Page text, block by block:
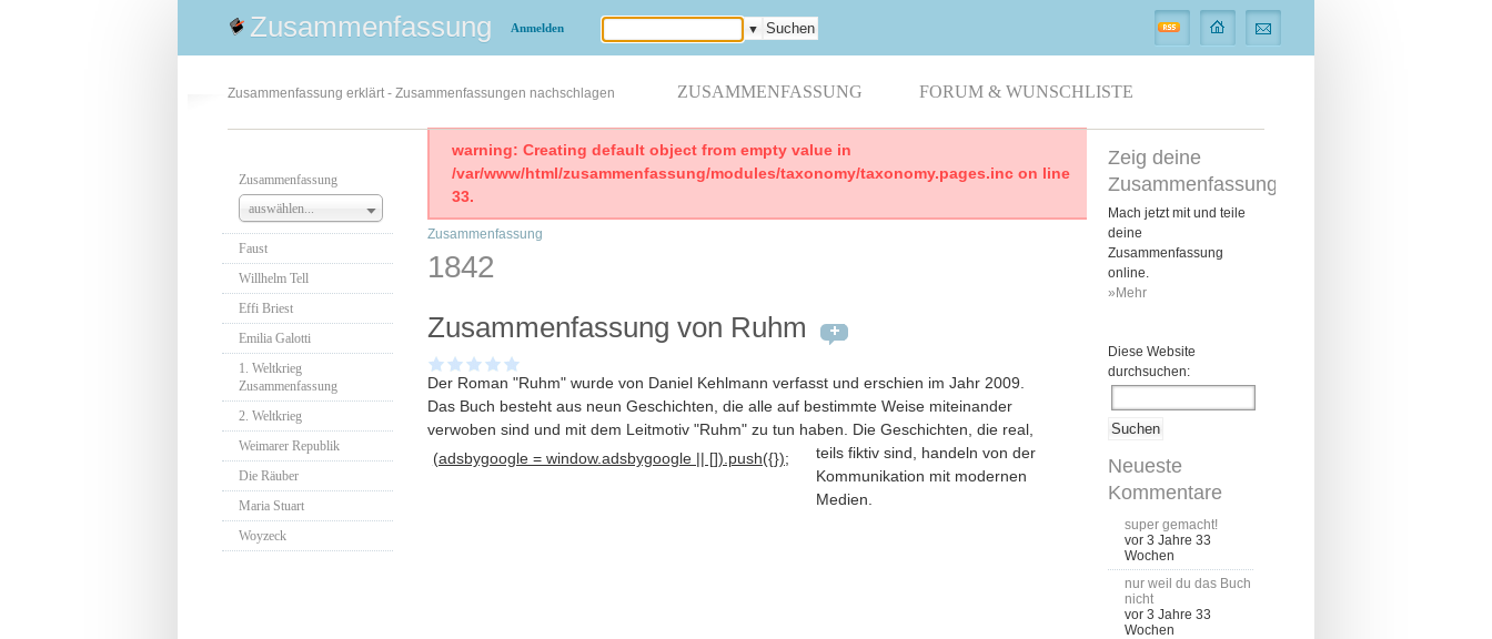
Zusammenfassung Anmelden ▼
Zusammenfassung erklärt - Zusammenfassungen nachschlagen ZUSAMMENFASSUNG FORUM & WUNSCHLISTE
Zusammenfassung
auswählen...
Faust
Willhelm Tell
Effi Briest
Emilia Galotti
1. Weltkrieg
Zusammenfassung
2. Weltkrieg
Weimarer Republik
Die Räuber
Maria Stuart
Woyzeck
warning: Creating default object from empty value in
/var/www/html/zusammenfassung/modules/taxonomy/taxonomy.pages.inc on line
33.
Zusammenfassung
1842
Zusammenfassung von Ruhm
Der Roman "Ruhm" wurde von Daniel Kehlmann verfasst und erschien im Jahr 2009.
Das Buch besteht aus neun Geschichten, die alle auf bestimmte Weise miteinander
verwoben sind und mit dem Leitmotiv "Ruhm" zu tun haben
(adsbygoogle = window.adsbygoogle || []).push({});
. Die Geschichten, die real,
teils fiktiv sind, handeln von der
Kommunikation mit modernen
Medien.
Zeig deine
Zusammenfassung
Mach jetzt mit und teile
deine
Zusammenfassung
online.
»Mehr
Diese Website
durchsuchen:
Neueste
Kommentare
super gemacht!
vor 3 Jahre 33
Wochen
nur weil du das Buch
nicht
vor 3 Jahre 33
Wochen